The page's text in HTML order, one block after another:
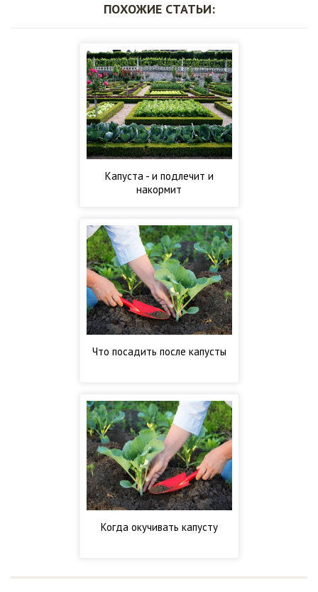
ПОХОЖИЕ СТАТЬИ:
Капуста - и подлечит и
накормит
Что посадить после капусты
Когда окучивать капусту